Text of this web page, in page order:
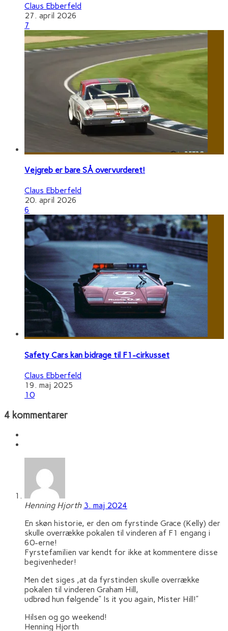
Claus Ebberfeld
27. april 2026
7
Vejgreb er bare SÅ overvurderet!
Claus Ebberfeld
20. april 2026
6
Safety Cars kan bidrage til F1-cirkusset
Claus Ebberfeld
19. maj 2025
10
4 kommentarer
Henning Hjorth 3. maj 2024
En skøn historie, er den om fyrstinde Grace (Kelly) der
skulle overrække pokalen til vinderen af F1 engang i
60-erne!
Fyrstefamilien var kendt for ikke at kommentere disse
begivenheder!
Men det siges ,at da fyrstinden skulle overrække
pokalen til vinderen Graham Hill,
udbrød hun følgende” Is it you again, Mister Hill!”
Hilsen og go weekend!
Henning Hjorth